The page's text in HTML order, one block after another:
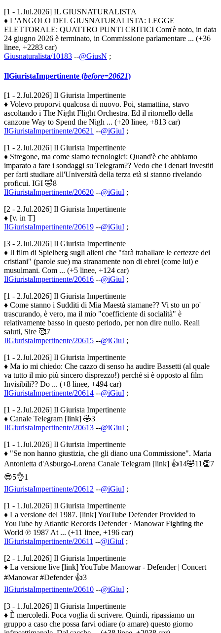
[1 - 1.Jul.2026] IL GIUSNATURALISTA
♦ L'ANGOLO DEL GIUSNATURALISTA: LEGGE
ELETTORALE: QUATTRO PUNTI CRITICI Com'è noto, in data
24 giugno 2026 è terminato, in Commissione parlamentare ... (+36
linee, +2283 car)
Giusnaturalista/10183 --@GiusN ;
IlGiuristaImpertinente (before=20621)
[1 - 2.Jul.2026] Il Giurista Impertinente
♦ Volevo proporvi qualcosa di nuovo. Poi, stamattina, stavo
ascoltando i The Night Flight Orchestra. Ed il ritornello della
canzone Way to Spend the Nigh ... (+20 linee, +813 car)
IlGiuristaImpertinente/20621 --@iGiuI ;
[1 - 2.Jul.2026] Il Giurista Impertinente
♦ Stregone, ma come siamo tecnologici: Quand'è che abbiamo
imparato a fare i sondaggi su Telegram?? Vedo che i denari investiti
per farti studiare all'Università della terza età si stanno rivelando
proficui. IGI 🤣8
IlGiuristaImpertinente/20620 --@iGiuI ;
[2 - 2.Jul.2026] Il Giurista Impertinente
♦ [v. in T]
IlGiuristaImpertinente/20619 --@iGiuI ;
[3 - 2.Jul.2026] Il Giurista Impertinente
♦ Il film di Spielberg sugli alieni che "farà traballare le certezze dei
cristiani" (parole sue) ma stranamente non di ebrei (come lui) e
musulmani. Com ... (+5 linee, +124 car)
IlGiuristaImpertinente/20616 --@iGiuI ;
[1 - 2.Jul.2026] Il Giurista Impertinente
♦ Come stanno i Sudditi di Mia Maestà stamane?? Vi sto un po'
trascurando, è vero, ma il mio "coefficiente di socialità" è
relativamente basso in questo periodo, per non dire nullo. Reali
saluti, Sire 🥰7
IlGiuristaImpertinente/20615 --@iGiuI ;
[1 - 2.Jul.2026] Il Giurista Impertinente
♦ Ma io mi chiedo: Che cazzo di senso ha audire Bassetti (al quale
va tutto il mio più sincero disprezzo!) perché si è opposto al film
Invisibili?? Do ... (+8 linee, +494 car)
IlGiuristaImpertinente/20614 --@iGiuI ;
[1 - 2.Jul.2026] Il Giurista Impertinente
♦ Canale Telegram [link] 🤣3
IlGiuristaImpertinente/20613 --@iGiuI ;
[1 - 1.Jul.2026] Il Giurista Impertinente
♦ "Se non hanno giustizia, che gli diano una Commissione". Maria
Antonietta d'Asburgo-Lorena Canale Telegram [link] 👍14🤣11👏7
😎5👌1
IlGiuristaImpertinente/20612 --@iGiuI ;
[1 - 1.Jul.2026] Il Giurista Impertinente
♦ La versione del 1987. [link] YouTube Defender Provided to
YouTube by Atlantic Records Defender · Manowar Fighting the
World ℗ 1987 At ... (+11 linee, +196 car)
IlGiuristaImpertinente/20611 --@iGiuI ;
[2 - 1.Jul.2026] Il Giurista Impertinente
♦ La versione live [link] YouTube Manowar - Defender | Concert
#Manowar #Defender 👍3
IlGiuristaImpertinente/20610 --@iGiuI ;
[3 - 1.Jul.2026] Il Giurista Impertinente
♦ È mercoledì. Poca voglia di scrivere. Quindi, ripassiamo un
gruppo a caso che possa farvi odiare (o amare) questo giorno